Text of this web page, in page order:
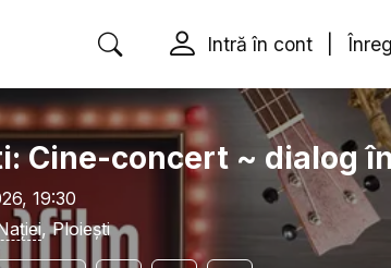
Intră în cont
Cine-concert ~ dialog
19:30
, Ploiești